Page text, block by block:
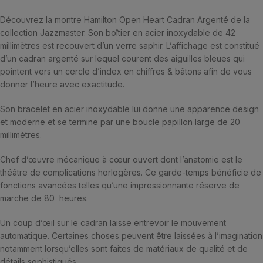
Découvrez la montre Hamilton Open Heart Cadran Argenté de la
collection Jazzmaster. Son boîtier en acier inoxydable de 42
millimètres est recouvert d’un verre saphir. L’affichage est constitué
d’un cadran argenté sur lequel courent des aiguilles bleues qui
pointent vers un cercle d’index en chiffres & bâtons afin de vous
donner l’heure avec exactitude.
Son bracelet en acier inoxydable lui donne une apparence design
et moderne et se termine par une boucle papillon large de 20
millimètres.
Chef d’œuvre mécanique à cœur ouvert dont l’anatomie est le
théâtre de complications horlogères. Ce garde-temps bénéficie de
fonctions avancées telles qu’une impressionnante réserve de
marche de 80 heures.
Un coup d’œil sur le cadran laisse entrevoir le mouvement
automatique. Certaines choses peuvent être laissées à l’imagination
notamment lorsqu’elles sont faites de matériaux de qualité et de